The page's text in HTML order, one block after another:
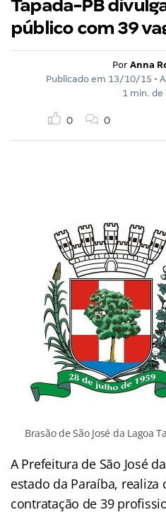
Tapada-PB
público com 39
Por Anna
Publicado em 13/10/15 •
1 min.
0 0
Brasão de São José da Lagoa
A Prefeitura de São José
estado da Paraíba,
contratação de 39